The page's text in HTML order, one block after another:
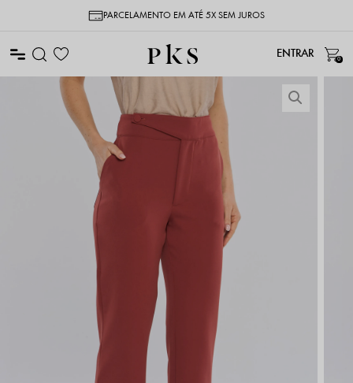
PARCELAMENTO EM ATÉ 5X SEM JUROS
0